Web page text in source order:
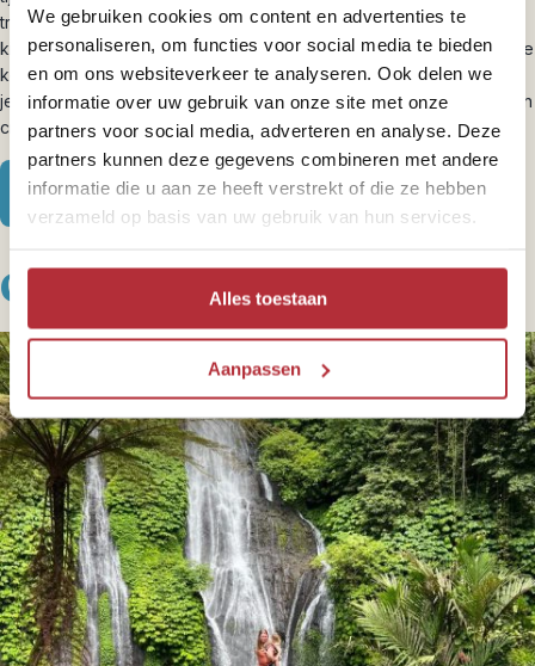
We gebruiken cookies om content en advertenties te
personaliseren, om functies voor social media te bieden
en om ons websiteverkeer te analyseren. Ook delen we
informatie over uw gebruik van onze site met onze
partners voor social media, adverteren en analyse. Deze
partners kunnen deze gegevens combineren met andere
informatie die u aan ze heeft verstrekt of die ze hebben
verzameld op basis van uw gebruik van hun services.
Alles toestaan
Aanpassen
traditionele kleding zoals een sarong en udeng aan voelen
kinderen zich echt onderdeel van het ritueel. Zin om daarna zelf de
keuken in te duiken? Tijdens een kookworkshop bij Ubud stamp
je sambal, rol je rijst in bananenblad en proef je samen van je eigen
creatie. Lekker én leerzaam.
Bekijk onze Bali-bouwstenen
Geniet van de natuur